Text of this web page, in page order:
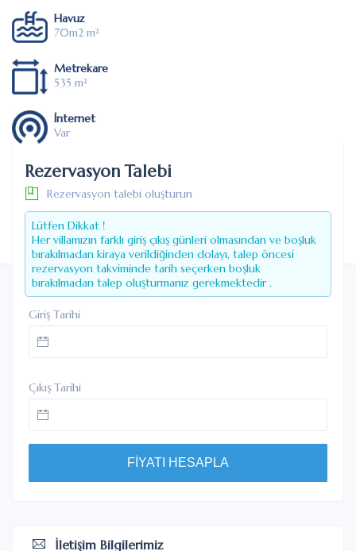
Havuz
70m2 m²
Metrekare
535 m²
İnternet
Var
Park Yeri
var Araç
Klima
Var
Rezervasyon Talebi
Rezervasyon talebi oluşturun
Lütfen Dikkat !
Her villamızın farklı giriş çıkış günleri olmasından ve boşluk
bırakılmadan kiraya verildiğinden dolayı, talep öncesi
rezervasyon takviminde tarih seçerken boşluk
bırakılmadan talep oluşturmanız gerekmektedir .
Giriş Tarihi
Çıkış Tarihi
FİYATI HESAPLA
İletişim Bilgilerimiz